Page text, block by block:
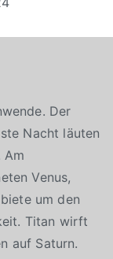
Der
Nacht läuten
Am
Venus,
um den
Titan wirft
auf Saturn.